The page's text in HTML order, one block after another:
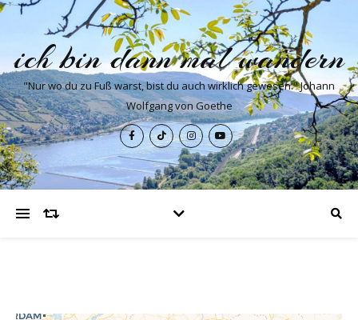
ich bin dann mal wandern
"Nur wo du zu Fuß warst, bist du auch wirklich gewesen." Johann
Wolfgang von Goethe